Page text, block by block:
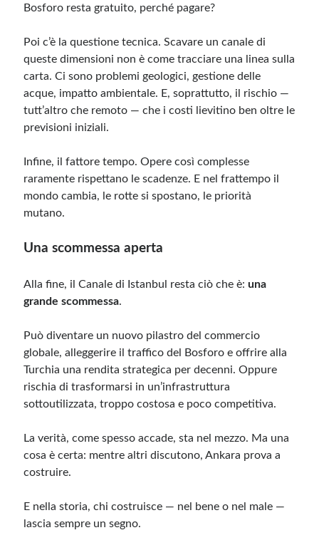
Bosforo resta gratuito, perché pagare?
Poi c’è la questione tecnica. Scavare un canale di
queste dimensioni non è come tracciare una linea sulla
carta. Ci sono problemi geologici, gestione delle
acque, impatto ambientale. E, soprattutto, il rischio —
tutt’altro che remoto — che i costi lievitino ben oltre le
previsioni iniziali.
Infine, il fattore tempo. Opere così complesse
raramente rispettano le scadenze. E nel frattempo il
mondo cambia, le rotte si spostano, le priorità
mutano.
Una scommessa aperta
Alla fine, il Canale di Istanbul resta ciò che è:una
grande scommessa.
Può diventare un nuovo pilastro del commercio
globale, alleggerire il traffico del Bosforo e offrire alla
Turchia una rendita strategica per decenni. Oppure
rischia di trasformarsi in un’infrastruttura
sottoutilizzata, troppo costosa e poco competitiva.
La verità, come spesso accade, sta nel mezzo. Ma una
cosa è certa: mentre altri discutono, Ankara prova a
costruire.
E nella storia, chi costruisce — nel bene o nel male —
lascia sempre un segno.